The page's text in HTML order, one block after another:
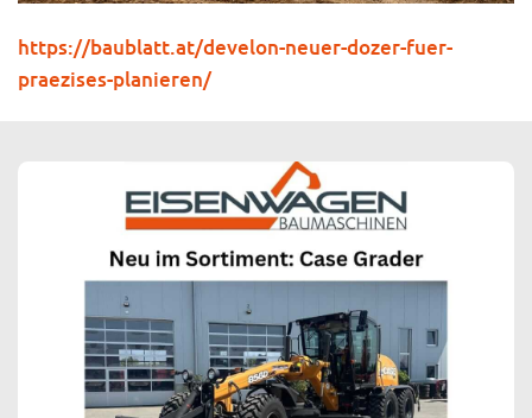
https://baublatt.at/develon-neuer-dozer-fuer-
praezises-planieren/